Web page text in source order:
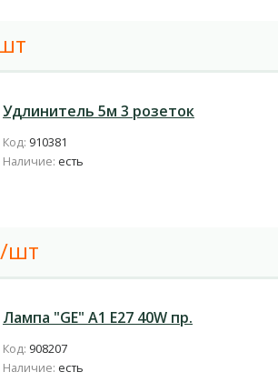
Удлинитель 5м 3 розеток
Код: 910381
Наличие: есть
шт
Лампа "GE" А1 Е27 40W пр.
Код: 908207
Наличие: есть